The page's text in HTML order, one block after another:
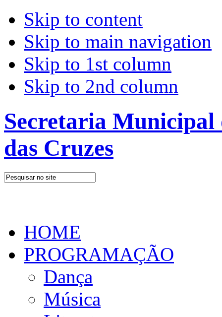
Skip to content
Skip to main navigation
Skip to 1st column
Skip to 2nd column
Secretaria
das Cruzes
HOME
PROGRAMAÇÃO
Dança
Música